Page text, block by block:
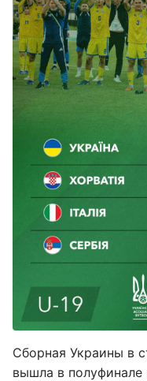
Сборная Украины в
вышла в